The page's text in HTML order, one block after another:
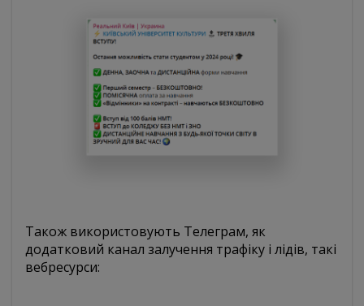
Також використовують Телеграм, як
додатковий канал залучення трафіку і лідів, такі
вебресурси: